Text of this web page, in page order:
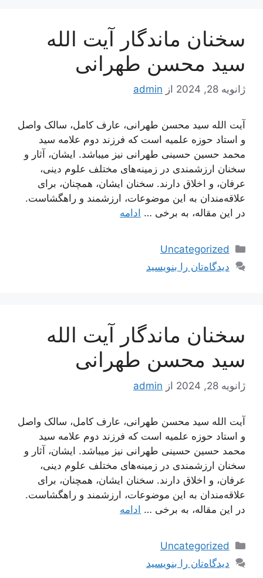
سخنان ماندگار آیت الله
سید محسن طهرانی
ژانویه 28, 2024 از admin
آیت الله سید محسن طهرانی، عارف کامل، سالک واصل
و استاد حوزه علمیه است که فرزند دوم علامه سید
محمد حسین حسینی طهرانی نیز میباشد. ایشان، آثار و
سخنان ارزشمندی در زمینه‌های مختلف علوم دینی،
عرفان، و اخلاق دارند. سخنان ایشان، همچنان، برای
علاقه‌مندان به این موضوعات، ارزشمند و راهگشاست.
در این مقاله، به برخی … ادامه
دسته‌ها
Uncategorized
دیدگاه‌تان را بنویسید
سخنان ماندگار آیت الله
سید محسن طهرانی
ژانویه 28, 2024 از admin
آیت الله سید محسن طهرانی، عارف کامل، سالک واصل
و استاد حوزه علمیه است که فرزند دوم علامه سید
محمد حسین حسینی طهرانی نیز میباشد. ایشان، آثار و
سخنان ارزشمندی در زمینه‌های مختلف علوم دینی،
عرفان، و اخلاق دارند. سخنان ایشان، همچنان، برای
علاقه‌مندان به این موضوعات، ارزشمند و راهگشاست.
در این مقاله، به برخی … ادامه
دسته‌ها
Uncategorized
دیدگاه‌تان را بنویسید